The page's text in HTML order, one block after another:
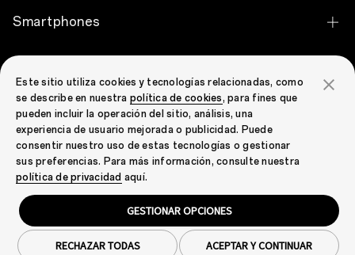
Smartphones
OPPO Find X9 Ultra
OPPO Find X9
OPPO Reno16 Pro 5G
OPPO Reno16 5G
OPPO Reno16 F 5G
OPPO Reno16 FS 5G
OPPO Общество
Поверителност
Правна информация и съответствие
Este sitio utiliza cookies y tecnologías relacionadas, como
se describe en nuestra política de cookies, para fines que
pueden incluir la operación del sitio, análisis, una
experiencia de usuario mejorada o publicidad. Puede
consentir nuestro uso de estas tecnologías o gestionar
sus preferencias. Para más información, consulte nuestra
política de privacidad aquí.
GESTIONAR OPCIONES
ACEPTAR Y CONTINUAR
RECHAZAR TODAS